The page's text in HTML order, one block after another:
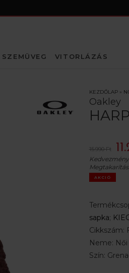
SZEMÜVEG VITORLÁZÁS
KEZDŐLAP»
Oakley
15.990 Ft
AKCIÓ
sapka;
Cikkszám:
Neme: Női
Szín: